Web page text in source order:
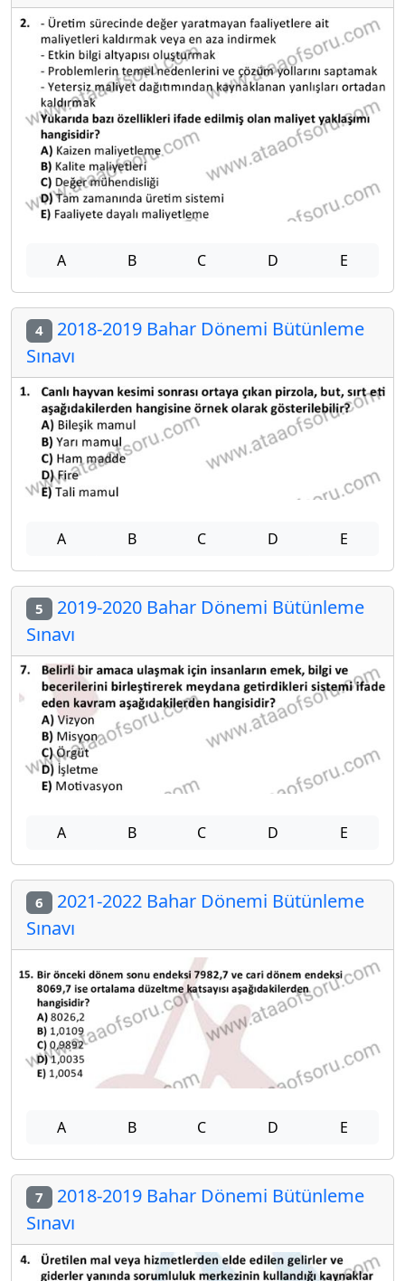
A B C D E
4 2018-2019 Bahar Dönemi Bütünleme
Sınavı
A B C D E
5 2019-2020 Bahar Dönemi Bütünleme
Sınavı
A B C D E
6 2021-2022 Bahar Dönemi Bütünleme
Sınavı
A B C D E
7 2018-2019 Bahar Dönemi Bütünleme
Sınavı